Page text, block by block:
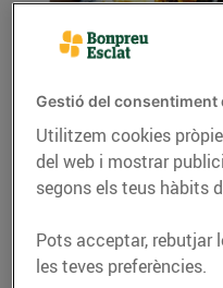
El xató, la
catalana
El xató es menja a
Penedès i del
Gestió del consentiment
Utilitzem cookies
del web i mostrar
segons els teus hàbits
Pots acceptar, rebutjar
les teves preferències.